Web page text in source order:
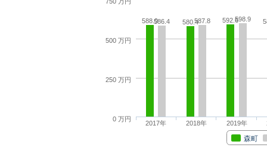
588.9 580.4 592.6
586.4 587.8 598.9
森町
2017年 2018年 2019年
0 万円
250 万円
500 万円